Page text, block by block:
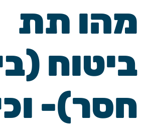
מהו תת
ביטוח
חסר)-